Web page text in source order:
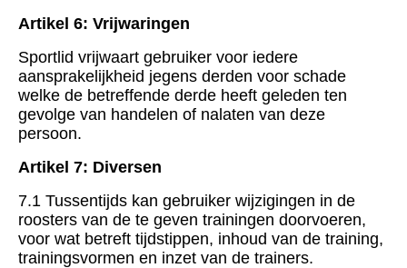
Artikel 6: Vrijwaringen
Sportlid vrijwaart gebruiker voor iedere
aansprakelijkheid jegens derden voor schade
welke de betreffende derde heeft geleden ten
gevolge van handelen of nalaten van deze
persoon.
Artikel 7: Diversen
7.1 Tussentijds kan gebruiker wijzigingen in de
roosters van de te geven trainingen doorvoeren,
voor wat betreft tijdstippen, inhoud van de training,
trainingsvormen en inzet van de trainers.